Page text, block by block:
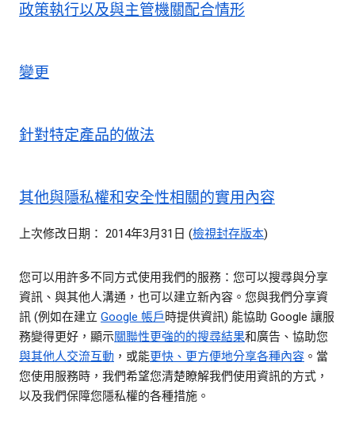
政策執行以及與主管機關配合情形
變更
針對特定產品的做法
其他與隱私權和安全性相關的實用內容
上次修改日期： 2014年3月31日 (檢視封存版本)
您可以用許多不同方式使用我們的服務：您可以搜尋與分享
資訊、與其他人溝通，也可以建立新內容。您與我們分享資
訊 (例如在建立 Google 帳戶 時提供資訊) 能協助 Google 讓服
務變得更好，顯示關聯性更強的的搜尋結果和廣告、協助您
與其他人交流互動 ，或能更快、更方便地分享各種內容 。當
您使用服務時，我們希望您清楚瞭解我們使用資訊的方式，
以及我們保障您隱私權的各種措施。